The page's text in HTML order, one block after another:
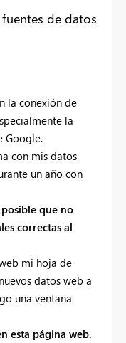
de datos
la conexión de
la
Google.
con mis datos
un año con
que no
correctas al
mi hoja de
datos web a
una ventana
esta página web.